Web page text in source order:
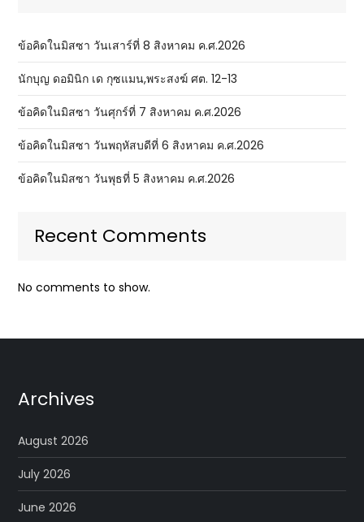
ข้อคิดในมิสซา วันเสาร์ที่ 8 สิงหาคม ค.ศ.2026
นักบุญ ดอมินิก เด กุซแมน,พระสงฆ์ ศต. 12-13
ข้อคิดในมิสซา วันศุกร์ที่ 7 สิงหาคม ค.ศ.2026
ข้อคิดในมิสซา วันพฤหัสบดีที่ 6 สิงหาคม ค.ศ.2026
ข้อคิดในมิสซา วันพุธที่ 5 สิงหาคม ค.ศ.2026
Recent Comments
No comments to show.
Archives
August 2026
July 2026
June 2026